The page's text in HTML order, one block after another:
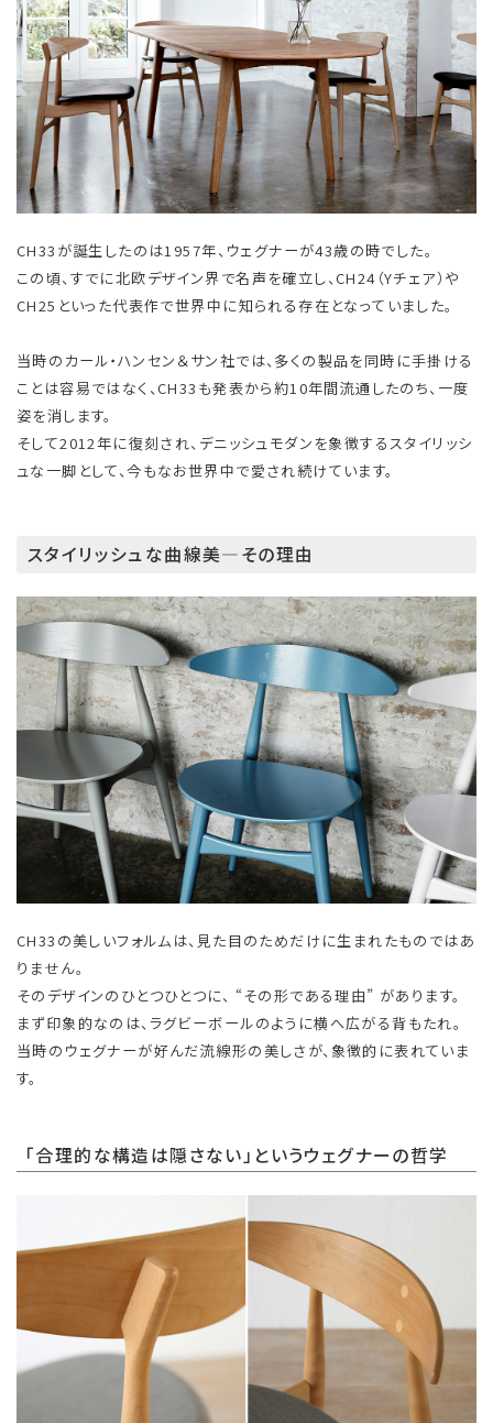
CH33が誕生したのは1957年、ウェグナーが43歳の時でした。
この頃、すでに北欧デザイン界で名声を確立し、CH24（Yチェア）や
CH25といった代表作で世界中に知られる存在となっていました。
当時のカール・ハンセン＆サン社では、多くの製品を同時に手掛ける
ことは容易ではなく、CH33も発表から約10年間流通したのち、一度
姿を消します。
そして2012年に復刻され、デニッシュモダンを象徴するスタイリッシ
ュな一脚として、今もなお世界中で愛され続けています。
スタイリッシュな曲線美―その理由
CH33の美しいフォルムは、見た目のためだけに生まれたものではあ
りません。
そのデザインのひとつひとつに、 “その形である理由” があります。
まず印象的なのは、ラグビーボールのように横へ広がる背もたれ。
当時のウェグナーが好んだ流線形の美しさが、象徴的に表れていま
す。
「合理的な構造は隠さない」というウェグナーの哲学